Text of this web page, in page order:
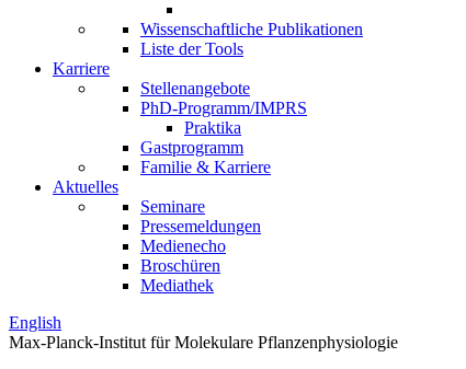
Wissenschaftliche Publikationen
Liste der Tools
Karriere
Stellenangebote
PhD-Programm/IMPRS
Praktika
Gastprogramm
Familie & Karriere
Aktuelles
Seminare
Pressemeldungen
Medienecho
Broschüren
Mediathek
English
Max-Planck-Institut für Molekulare Pflanzenphysiologie